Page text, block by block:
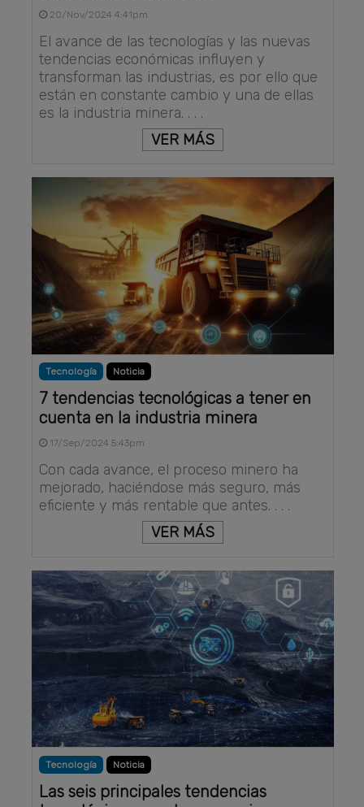
20/Nov/2024 4:41pm
El avance de las tecnologías y las nuevas
tendencias económicas influyen y
transforman las industrias, es por ello que
están en constante cambio y una de ellas
es la industria minera. . . .
VER MÁS
Tecnología Noticia
7 tendencias tecnológicas a tener en
cuenta en la industria minera
17/Sep/2024 5:43pm
Con cada avance, el proceso minero ha
mejorado, haciéndose más seguro, más
eficiente y más rentable que antes. . . .
VER MÁS
Tecnología Noticia
Las seis principales tendencias